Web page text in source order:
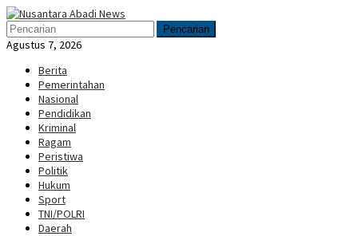
Loncat
ke
konten
Menu
Mobile
Pencarian
Agustus 7, 2026
Berita
Pemerintahan
Nasional
Pendidikan
Kriminal
Ragam
Peristiwa
Politik
Hukum
Sport
TNI/POLRI
Daerah